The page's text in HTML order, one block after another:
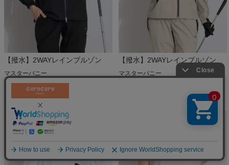
【撥水】2WAYレインブルゾン
マスターバニー
38,500税込
【撥水】2WAYレインブルゾン
マスターバニー
絞り込む